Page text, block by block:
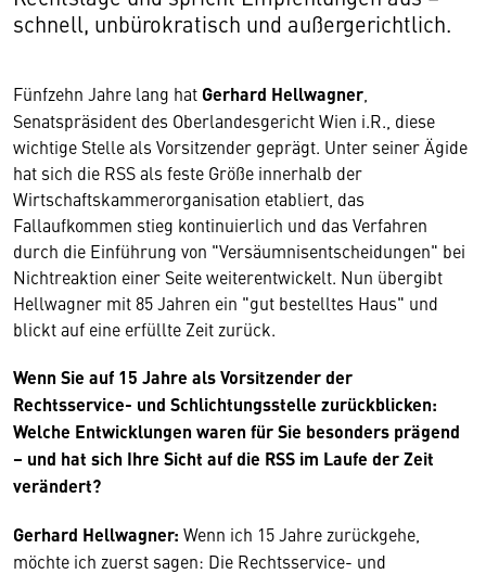
schnell, unbürokratisch und außergerichtlich.
Fünfzehn Jahre lang hat Gerhard Hellwagner
Senatspräsident des Oberlandesgericht Wien i.R., diese
wichtige Stelle als Vorsitzender geprägt. Unter seiner Ägide
hat sich die RSS als feste Größe innerhalb der
Wirtschaftskammerorganisation etabliert, das
Fallaufkommen stieg kontinuierlich und das Verfahren
durch die Einführung von "Versäumnisentscheidungen" bei
Nichtreaktion einer Seite weiterentwickelt. Nun übergibt
Hellwagner mit 85 Jahren ein "gut bestelltes Haus" und
blickt auf eine erfüllte Zeit zurück.
Wenn Sie auf 15 Jahre als Vorsitzender der
Rechtsservice- und Schlichtungsstelle zurückblicken:
Welche Entwicklungen waren für Sie besonders prägend
– und hat sich Ihre Sicht auf die RSS im Laufe der Zeit
verändert?
Gerhard Hellwagner: Wenn ich 15 Jahre zurückgehe,
möchte ich zuerst sagen: Die Rechtsservice- und